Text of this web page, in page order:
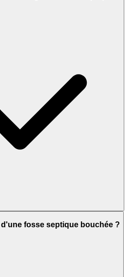
fosse septique bouchée ?